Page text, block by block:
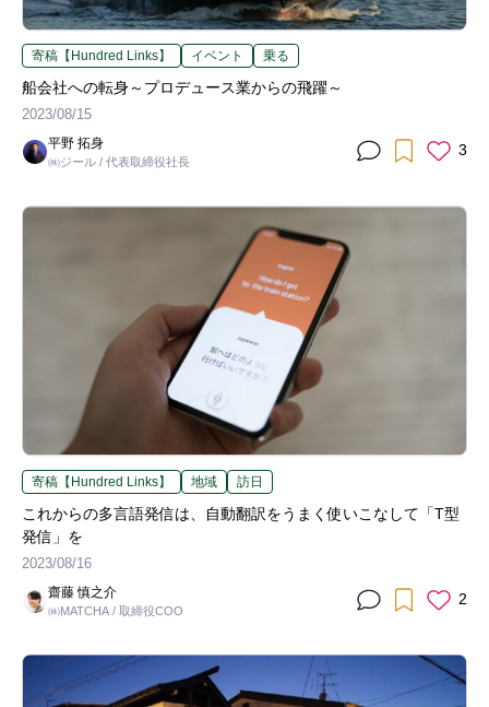
寄稿【Hundred Links】 イベント 乗る
船会社への転身～プロデュース業からの飛躍～
2023/08/15
平野 拓身
㈱ジール / 代表取締役社長
3
寄稿【Hundred Links】 地域 訪日
これからの多言語発信は、自動翻訳をうまく使いこなして「T型
発信」を
2023/08/16
齋藤 慎之介
㈱MATCHA / 取締役COO
2